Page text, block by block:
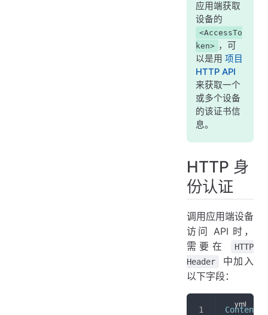
应用端获取
设备的
<AccessTo
ken> ，可
以是用 项目
HTTP API
来获取一个
或多个设备
的该证书信
息。
HTTP 身
份认证
调用应用端设备
访问 API 时，
需要在
HTTP
Header
中加入
以下字段：
Content-